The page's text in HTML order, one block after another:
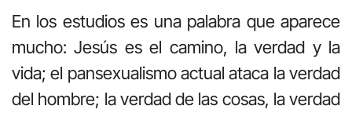
En los estudios es una palabra que aparece
mucho: Jesús es el camino, la verdad y la
vida; el pansexualismo actual ataca la verdad
del hombre; la verdad de las cosas, la verdad